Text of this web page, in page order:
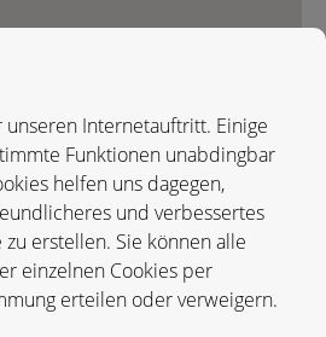
unseren Internetauftritt. Einige
Funktionen unabdingbar
helfen uns dagegen,
und verbessertes
erstellen. Sie können alle
einzelnen Cookies per
erteilen oder verweigern.